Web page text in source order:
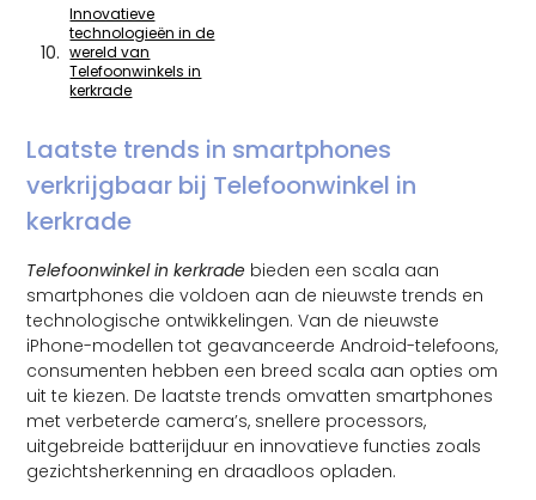
Innovatieve
technologieën in de
wereld van
Telefoonwinkels in
kerkrade
Laatste trends in smartphones
verkrijgbaar bij Telefoonwinkel in
kerkrade
Telefoonwinkel in kerkrade bieden een scala aan
smartphones die voldoen aan de nieuwste trends en
technologische ontwikkelingen. Van de nieuwste
iPhone-modellen tot geavanceerde Android-telefoons,
consumenten hebben een breed scala aan opties om
uit te kiezen. De laatste trends omvatten smartphones
met verbeterde camera’s, snellere processors,
uitgebreide batterijduur en innovatieve functies zoals
gezichtsherkenning en draadloos opladen.